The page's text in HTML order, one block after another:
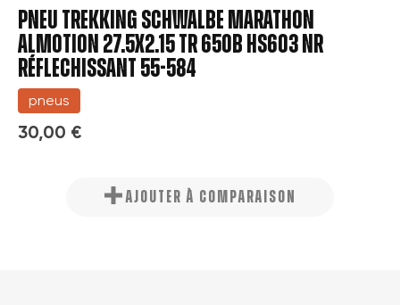
add_circle_outline Créer une nouvelle liste
Annuler
Créer une liste d'envies
Annuler
Connexion
PNEU TREKKING SCHWALBE MARATHON
ALMOTION 27.5x2.15 TR 650B HS603 NR
RÉFLECHISSANT 55-584
pneus
30,00 €
AJOUTER À COMPARAISON